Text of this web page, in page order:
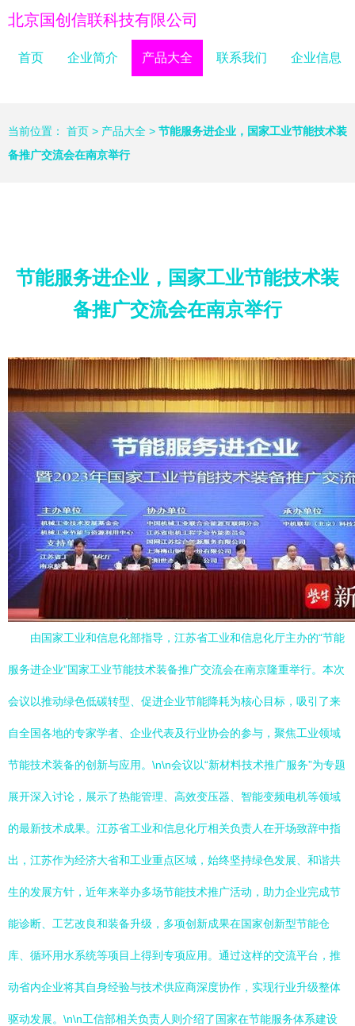
北京国创信联科技有限公司
首页 企业简介 产品大全 联系我们 企业信息
当前位置： 首页 > 产品大全 > 节能服务进企业，国家工业节能技术装
备推广交流会在南京举行
节能服务进企业，国家工业节能技术装
备推广交流会在南京举行
由国家工业和信息化部指导，江苏省工业和信息化厅主办的“节能
服务进企业”国家工业节能技术装备推广交流会在南京隆重举行。本次
会议以推动绿色低碳转型、促进企业节能降耗为核心目标，吸引了来
自全国各地的专家学者、企业代表及行业协会的参与，聚焦工业领域
节能技术装备的创新与应用。\n\n会议以“新材料技术推广服务”为专题
展开深入讨论，展示了热能管理、高效变压器、智能变频电机等领域
的最新技术成果。江苏省工业和信息化厅相关负责人在开场致辞中指
出，江苏作为经济大省和工业重点区域，始终坚持绿色发展、和谐共
生的发展方针，近年来举办多场节能技术推广活动，助力企业完成节
能诊断、工艺改良和装备升级，多项创新成果在国家创新型节能仓
库、循环用水系统等项目上得到专项应用。通过这样的交流平台，推
动省内企业将其自身经验与技术供应商深度协作，实现行业升级整体
驱动发展。\n\n工信部相关负责人则介绍了国家在节能服务体系建设